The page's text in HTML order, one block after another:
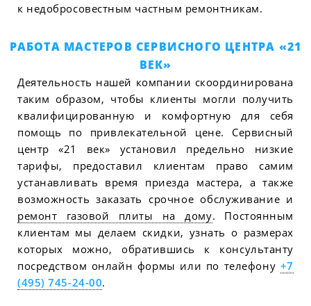
к недобросовестным частным ремонтникам.
РАБОТА МАСТЕРОВ СЕРВИСНОГО ЦЕНТРА «21
ВЕК»
Деятельность нашей компании скоординирована
таким образом, чтобы клиенты могли получить
квалифицированную и комфортную для себя
помощь по привлекательной цене. Сервисный
центр «21 век» установил предельно низкие
тарифы, предоставил клиентам право самим
устанавливать время приезда мастера, а также
возможность заказать срочное обслуживание и
ремонт газовой плиты на дому. Постоянным
клиентам мы делаем скидки, узнать о размерах
которых можно, обратившись к консультанту
посредством онлайн формы или по телефону +7
(495) 745-24-00.